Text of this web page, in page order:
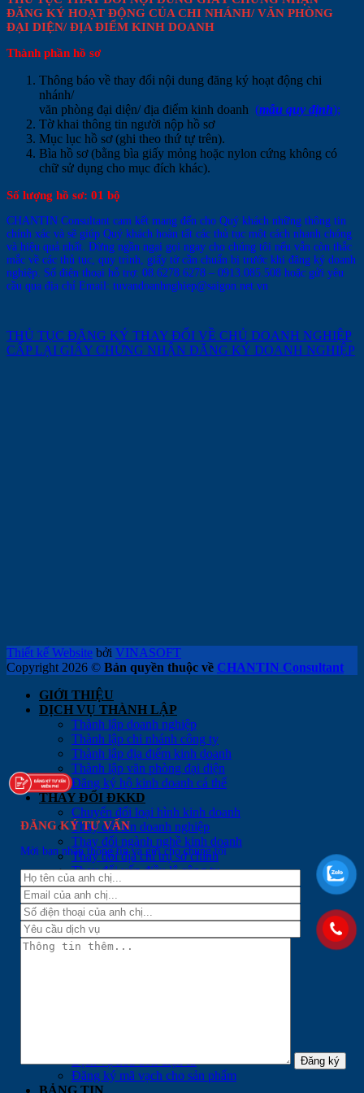
ĐĂNG KÝ HOẠT ĐỘNG CỦA CHI NHÁNH/ VĂN PHÒNG
ĐẠI DIỆN/ ĐỊA ĐIỂM KINH DOANH
Thành phần hồ sơ
Thông báo về thay đổi nội dung đăng ký hoạt động chi
nhánh/
văn phòng đại diện/ địa điểm kinh doanh (mẫu quy định);
Tờ khai thông tin người nộp hồ sơ
Mục lục hồ sơ (ghi theo thứ tự trên).
Bìa hồ sơ (bằng bìa giấy mỏng hoặc nylon cứng không có
chữ sử dụng cho mục đích khác).
Số lượng hồ sơ: 01 bộ
CHANTIN Consultant cam kết mang đến cho Quý khách những thông tin
chính xác và sẽ giúp Quý khách hoàn tất các thủ tục một cách nhanh chóng
và hiệu quả nhất. Đừng ngần ngại gọi ngay cho chúng tôi nếu vẫn còn thắc
mắc về các thủ tục, quy trình, giấy tờ cần chuẩn bị trước khi đăng ký doanh
nghiệp. Số điện thoại hỗ trợ: 08.6278.6278 – 0913.085.508 hoặc gửi yêu
cầu qua địa chỉ Email: tuvandoanhnghiep@saigon.net.vn
THỦ TỤC ĐĂNG KÝ THAY ĐỔI VỀ CHỦ DOANH NGHIỆP
CẤP LẠI GIẤY CHỨNG NHẬN ĐĂNG KÝ DOANH NGHIỆP
Thiết kế Website bởi VINASOFT
Copyright 2026 © Bản quyền thuộc về CHANTIN Consultant
GIỚI THIỆU
DỊCH VỤ THÀNH LẬP
Thành lập doanh nghiệp
Thành lập chi nhánh công ty
Thành lập địa điểm kinh doanh
Thành lập văn phòng đại diện
Đăng ký hộ kinh doanh cá thể
THAY ĐỔI ĐKKD
Chuyển đổi loại hình kinh doanh
Thay đổi tên doanh nghiệp
Thay đổi ngành nghề kinh doanh
Thay đổi địa chỉ trụ sở chính
Thay đổi vốn điều lệ công ty
Thay đổi thành viên công ty
Thay đổi người ĐDPL của công ty
Tạm dừng hoạt động công ty
Giải thể doanh nghiệp / chi nhánh / VPĐD
DỊCH VỤ KẾ TOÁN – THUẾ
Dịch vụ hoá đơn điện tử
Đăng ký mã vạch cho sản phẩm
BẢNG TIN
ĐĂNG KÝ TƯ VẤN
Mời bạn nhập thông tin và gửi cho chúng tôi